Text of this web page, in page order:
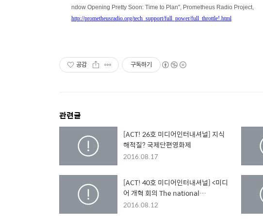
ndow Opening Pretty Soon: Time to Plan", Prometheus Radio Project,
http://prometheusradio.org/tech_support/full_power/full_throttle!.html
공감 구독하기
관련글
[ACT! 26호 미디어인터내셔널] 지식
해적질? 국제단편영화제
2016.08.17
[ACT! 40호 미디어인터내셔널] <미디
어 개혁 회의 The national
conference for media reform> 참
2016.08.12